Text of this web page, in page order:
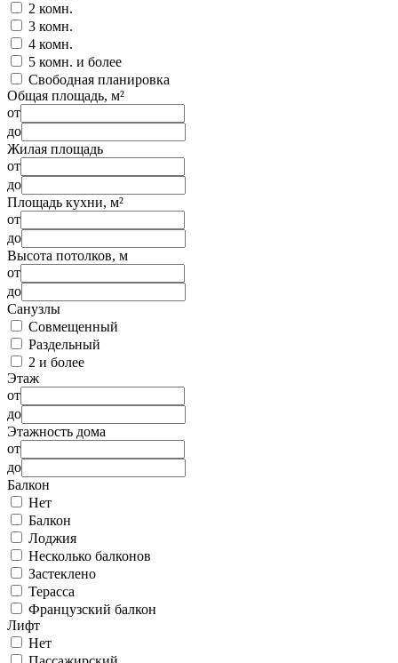
2 комн.
3 комн.
4 комн.
5 комн. и более
Свободная планировка
Общая площадь, м²
от
до
Жилая площадь
от
до
Площадь кухни, м²
от
до
Высота потолков, м
от
до
Санузлы
Совмещенный
Раздельный
2 и более
Этаж
от
до
Этажность дома
от
до
Балкон
Нет
Балкон
Лоджия
Несколько балконов
Застеклено
Терасса
Французский балкон
Лифт
Нет